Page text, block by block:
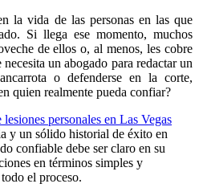
la vida de las personas en las que
Si llega ese momento, muchos
de ellos o, al menos, les cobre
un abogado para redactar un
o defenderse en la corte,
quien realmente pueda confiar?
lesiones personales en Las Vegas
y un sólido historial de éxito en
confiable debe ser claro en su
en términos simples y
el proceso.